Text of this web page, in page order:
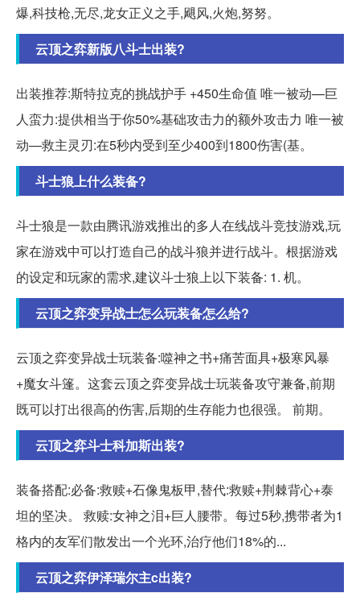
爆,科技枪,无尽,龙女正义之手,飓风,火炮,努努。
云顶之弈新版八斗士出装?
出装推荐:斯特拉克的挑战护手 +450生命值 唯一被动—巨
人蛮力:提供相当于你50%基础攻击力的额外攻击力 唯一被
动—救主灵刃:在5秒内受到至少400到1800伤害(基。
斗士狼上什么装备?
斗士狼是一款由腾讯游戏推出的多人在线战斗竞技游戏,玩
家在游戏中可以打造自己的战斗狼并进行战斗。根据游戏
的设定和玩家的需求,建议斗士狼上以下装备: 1. 机。
云顶之弈变异战士怎么玩装备怎么给?
云顶之弈变异战士玩装备:噬神之书+痛苦面具+极寒风暴
+魔女斗篷。这套云顶之弈变异战士玩装备攻守兼备,前期
既可以打出很高的伤害,后期的生存能力也很强。 前期。
云顶之弈斗士科加斯出装?
装备搭配:必备:救赎+石像鬼板甲,替代:救赎+荆棘背心+泰
坦的坚决。 救赎:女神之泪+巨人腰带。每过5秒,携带者为1
格内的友军们散发出一个光环,治疗他们18%的...
云顶之弈伊泽瑞尔主c出装?